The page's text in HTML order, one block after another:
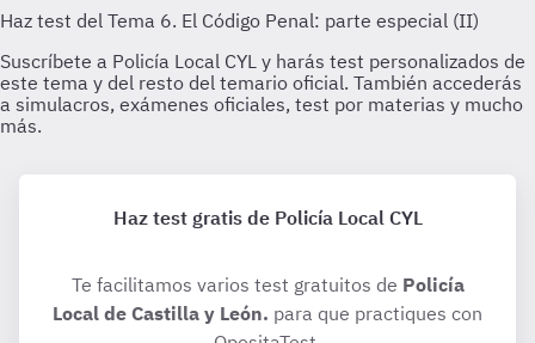
Haz test gratis de Policía Local CYL
Te facilitamos varios test gratuitos de Policía
Local de Castilla y León. para que practiques con